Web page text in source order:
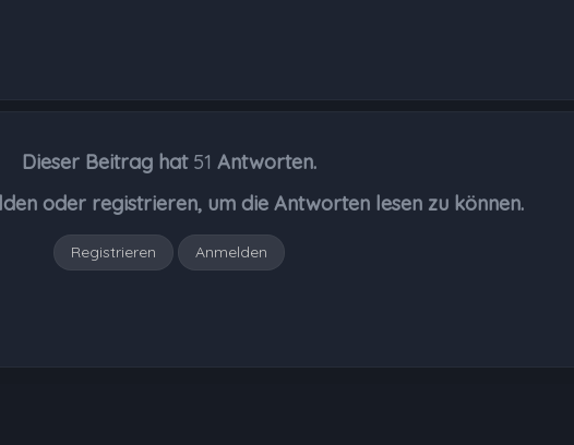
Dieser Beitrag hat 51 Antworten.
oder registrieren, um die Antworten lesen zu können.
Registrieren Anmelden